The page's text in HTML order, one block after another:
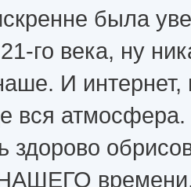
была
го века, ну
И
вся
здорово
времени,